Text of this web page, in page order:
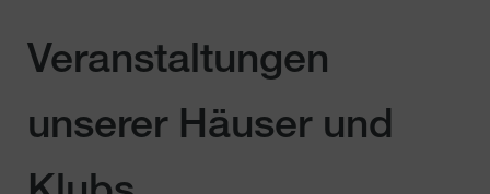
Veranstaltungen
unserer Häuser und